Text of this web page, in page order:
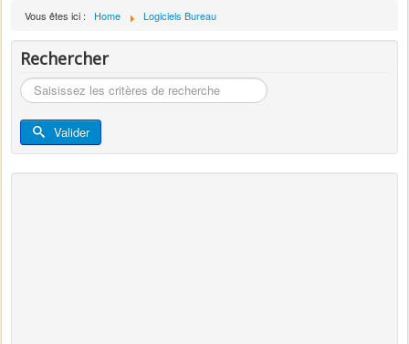
Vous êtes ici : Home Logiciels Bureau
Rechercher
Rechercher
Valider